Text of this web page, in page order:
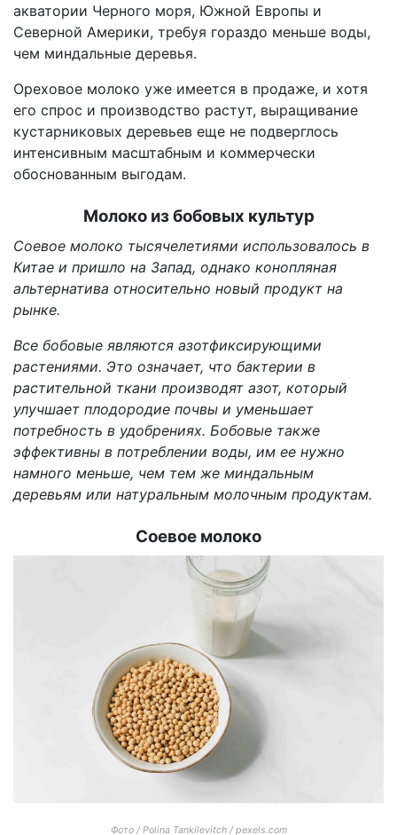
акватории Черного моря, Южной Европы и
Северной Америки, требуя гораздо меньше воды,
чем миндальные деревья.
Ореховое молоко уже имеется в продаже, и хотя
его спрос и производство растут, выращивание
кустарниковых деревьев еще не подверглось
интенсивным масштабным и коммерчески
обоснованным выгодам.
Молоко из бобовых культур
Соевое молоко тысячелетиями использовалось в
Китае и пришло на Запад, однако конопляная
альтернатива относительно новый продукт на
рынке.
Все бобовые являются азотфиксирующими
растениями. Это означает, что бактерии в
растительной ткани производят азот, который
улучшает плодородие почвы и уменьшает
потребность в удобрениях. Бобовые также
эффективны в потреблении воды, им ее нужно
намного меньше, чем тем же миндальным
деревьям или натуральным молочным продуктам.
Соевое молоко
Фото / Polina Tankilevitch / pexels.com